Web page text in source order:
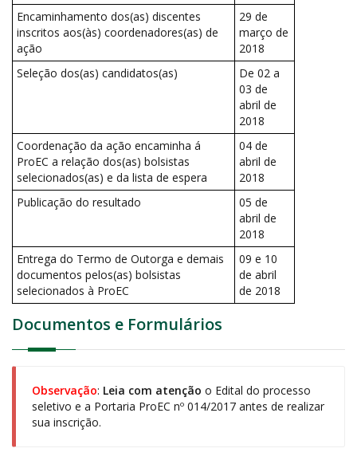
Encaminhamento dos(as) discentes
inscritos aos(às) coordenadores(as) de
ação
29 de
março de
2018
Seleção dos(as) candidatos(as)
De 02 a
03 de
abril de
2018
Coordenação da ação encaminha á
ProEC a relação dos(as) bolsistas
selecionados(as) e da lista de espera
04 de
abril de
2018
Publicação do resultado
05 de
abril de
2018
Entrega do Termo de Outorga e demais
documentos pelos(as) bolsistas
selecionados à ProEC
09 e 10
de abril
de 2018
Documentos e Formulários
Observação: Leia com atenção o Edital do processo
seletivo e a Portaria ProEC nº 014/2017 antes de realizar
sua inscrição.